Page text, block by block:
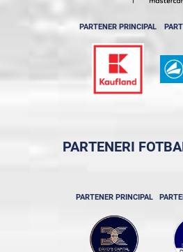
PARTENER PRINCIPAL
PARTENERI
PARTENER PRINCIPAL